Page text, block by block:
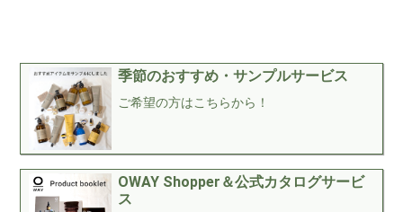
季節のおすすめ・サンプルサービス
ご希望の方はこちらから！
OWAY Shopper＆公式カタログサービ
ス